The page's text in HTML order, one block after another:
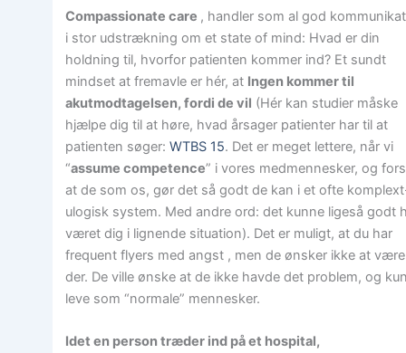
Compassionate care , handler som al god
i stor udstrækning om et state of mind: Hvad er din
holdning til, hvorfor patienten kommer ind? Et sundt
mindset at fremavle er hér, at Ingen kommer til
akutmodtagelsen, fordi de vil (Hér kan studier måske
hjælpe dig til at høre, hvad årsager patienter har til at
patienten søger:WTBS 15. Det er meget lettere, når vi
“assume competence” i vores medmennesker, og
at de som os, gør det så godt de kan i et ofte
ulogisk system. Med andre ord: det kunne ligeså godt
været dig i lignende situation). Det er muligt, at du har
frequent flyers med angst , men de ønsker ikke at være
der. De ville ønske at de ikke havde det problem, og
leve som “normale” mennesker.
Idet en person træder ind på et hospital,